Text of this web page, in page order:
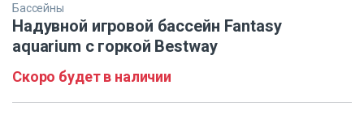
Бассейны
Надувной игровой бассейн Fantasy
aquarium с горкой Bestway
Скоро будет в наличии